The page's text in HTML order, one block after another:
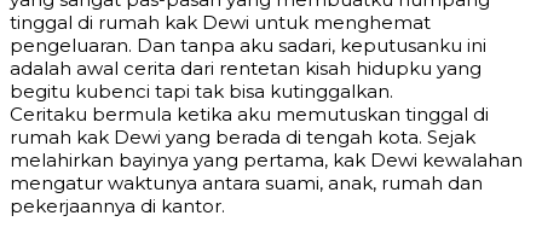
tinggal di rumah kak Dewi untuk menghemat
pengeluaran. Dan tanpa aku sadari, keputusanku ini
adalah awal cerita dari rentetan kisah hidupku yang
begitu kubenci tapi tak bisa kutinggalkan.
Ceritaku bermula ketika aku memutuskan tinggal di
rumah kak Dewi yang berada di tengah kota. Sejak
melahirkan bayinya yang pertama, kak Dewi kewalahan
mengatur waktunya antara suami, anak, rumah dan
pekerjaannya di kantor.